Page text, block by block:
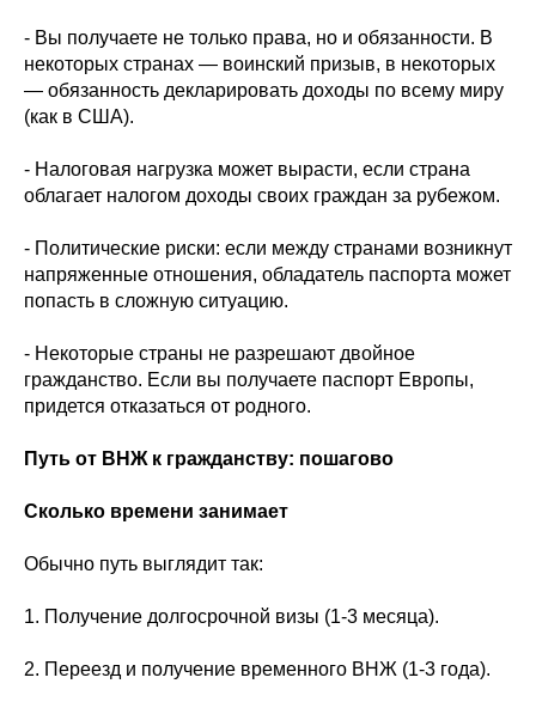
- Вы получаете не только права, но и обязанности. В
некоторых странах — воинский призыв, в некоторых
— обязанность декларировать доходы по всему миру
(как в США).
- Налоговая нагрузка может вырасти, если страна
облагает налогом доходы своих граждан за рубежом.
- Политические риски: если между странами возникнут
напряженные отношения, обладатель паспорта может
попасть в сложную ситуацию.
- Некоторые страны не разрешают двойное
гражданство. Если вы получаете паспорт Европы,
придется отказаться от родного.
Путь от ВНЖ к гражданству: пошагово
Сколько времени занимает
Обычно путь выглядит так:
1. Получение долгосрочной визы (1-3 месяца).
2. Переезд и получение временного ВНЖ (1-3 года).